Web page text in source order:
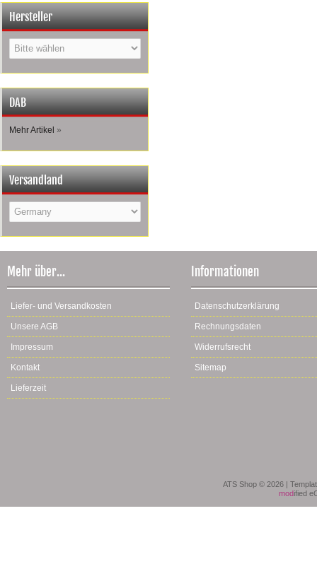
Hersteller
DAB
Mehr Artikel »
Versandland
Mehr über...
Liefer- und Versandkosten
Unsere AGB
Impressum
Kontakt
Lieferzeit
Informationen
Datenschutzerklärung
Rechnungsdaten
Widerrufsrecht
Sitemap
ATS Shop © 2026 |
modified